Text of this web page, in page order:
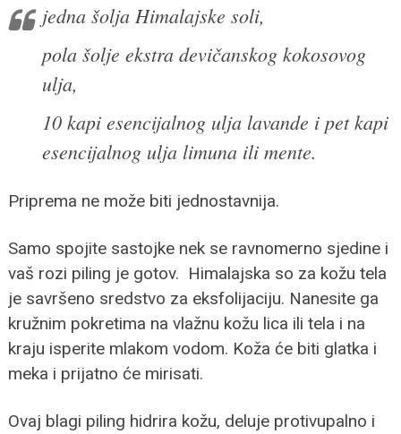
jedna šolja Himalajske soli,
pola šolje ekstra devičanskog kokosovog
ulja,
10 kapi esencijalnog ulja lavande i pet kapi
esencijalnog ulja limuna ili mente.
Priprema ne može biti jednostavnija.
Samo spojite sastojke nek se ravnomerno sjedine i
vaš rozi piling je gotov. Himalajska so za kožu tela
je savršeno sredstvo za eksfolijaciju. Nanesite ga
kružnim pokretima na vlažnu kožu lica ili tela i na
kraju isperite mlakom vodom. Koža će biti glatka i
meka i prijatno će mirisati.
Ovaj blagi piling hidrira kožu, deluje protivupalno i